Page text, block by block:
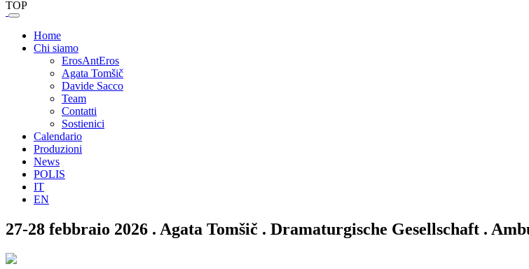
TOP
Home
Chi siamo
ErosAntEros
Agata Tomšič
Davide Sacco
Team
Contatti
Sostienici
Calendario
Produzioni
News
POLIS
IT
EN
27-28 febbraio 2026 . Agata Tomšič . Dramaturgische Gesellschaft .